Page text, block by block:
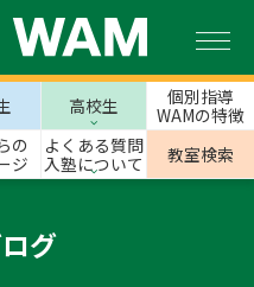
高校生
個別指導
WAMの特徴
の
ジ
よくある質問
入塾について
教室検索
グ